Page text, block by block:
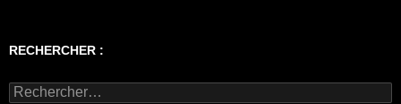
RECHERCHER :
Rechercher :